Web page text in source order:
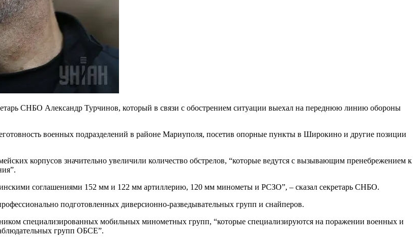
СНБО Александр Турчинов, который в связи с обострением ситуации выехал на переднюю линию обороны
военных подразделений в районе Мариуполя, посетив опорные пункты в Широкино и другие позиции
корпусов значительно увеличили количество обстрелов, “которые ведутся с вызывающим пренебрежением к
соглашениями 152 мм и 122 мм артиллерию, 120 мм минометы и РСЗО”, – сказал секретарь СНБО.
подготовленных диверсионно-разведывательных групп и снайперов.
специализированных мобильных минометных групп, “которые специализируются на поражении военных и
групп ОБСЕ”.